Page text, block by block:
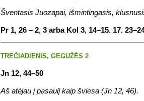
Šventasis Juozapai, išmintingasis,
Pr 1, 26 – 2, 3 arba Kol 3, 14–15. 17.
TREČIADIENIS, GEGUŽĖS 2
Jn 12, 44–50
Aš atėjau į pasaulį kaip šviesa (Jn 12, 46).